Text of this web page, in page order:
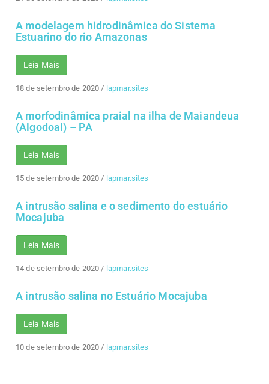
A modelagem hidrodinâmica do Sistema
Estuarino do rio Amazonas
Leia Mais
18 de setembro de 2020 / lapmar.sites
A morfodinâmica praial na ilha de Maiandeua
(Algodoal) – PA
Leia Mais
15 de setembro de 2020 / lapmar.sites
A intrusão salina e o sedimento do estuário
Mocajuba
Leia Mais
14 de setembro de 2020 / lapmar.sites
A intrusão salina no Estuário Mocajuba
Leia Mais
10 de setembro de 2020 / lapmar.sites